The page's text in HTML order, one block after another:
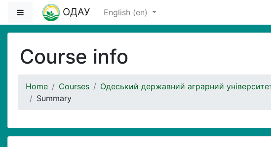
Skip to main content
Side panel ОДАУ English ‎(en)‎
Course info
Home Courses Одеський державний аграрний
Summary